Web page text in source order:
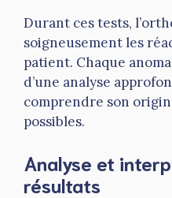
Durant ces tests,
soigneusement les
patient. Chaque
d’une analyse
comprendre son
possibles.
Analyse et
résultats